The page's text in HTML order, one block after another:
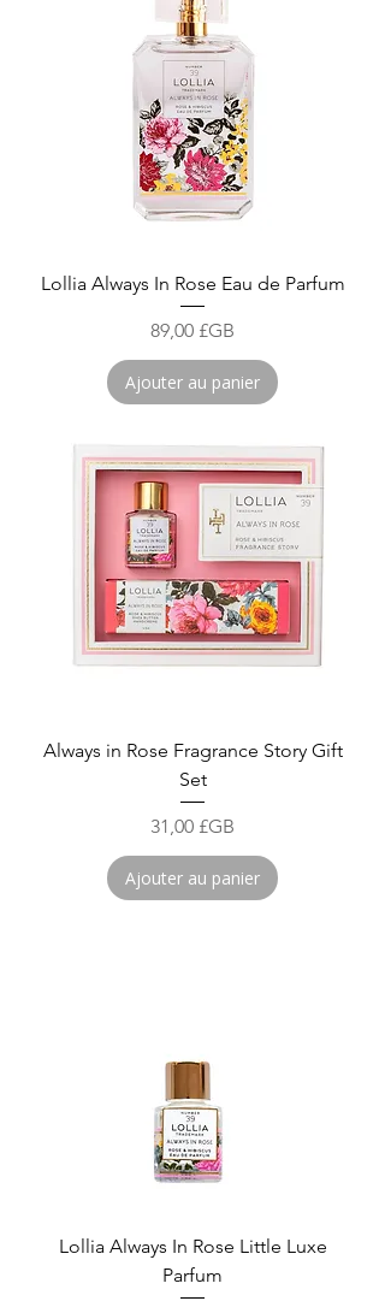
Lollia Always In Rose Eau de Parfum
Prix
89,00 £GB
Ajouter au panier
Always in Rose Fragrance Story Gift
Set
Prix
31,00 £GB
Ajouter au panier
Lollia Always In Rose Little Luxe
Parfum